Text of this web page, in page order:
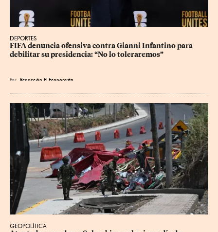
DEPORTES
FIFA denuncia ofensiva contra Gianni Infantino para
debilitar su presidencia: “No lo toleraremos”
Por Redacción El Economista
GEOPOLÍTICA